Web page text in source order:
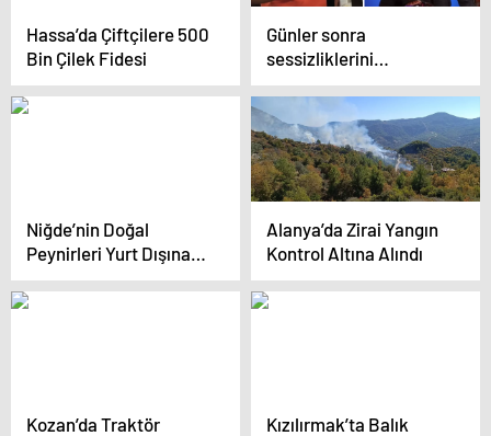
Hassa’da Çiftçilere 500
Bin Çilek Fidesi
Günler sonra
sessizliklerini
bozdular! MasterChef
jürilerinden Köfteci
Yusuf yorumu
Niğde’nin Doğal
Peynirleri Yurt Dışına
Açılıyor
Alanya’da Zirai Yangın
Kontrol Altına Alındı
Kozan’da Traktör
Kızılırmak’ta Balık